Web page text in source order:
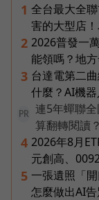
1 全台最大全
害的大型店
2 2026普發一
能領嗎？地
3 台達電第二
什麼？AI機
PR
連5年蟬聯
算翻轉閱讀？
4 2026年8月
元創高、
5 一張遺照「
怎麼做出AI